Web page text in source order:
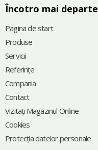
Încotro mai departe
Pagina de start
Produse
Servicii
Referinţe
Compania
Contact
Vizitați Magazinul Online
Cookies
Protecția datelor personale